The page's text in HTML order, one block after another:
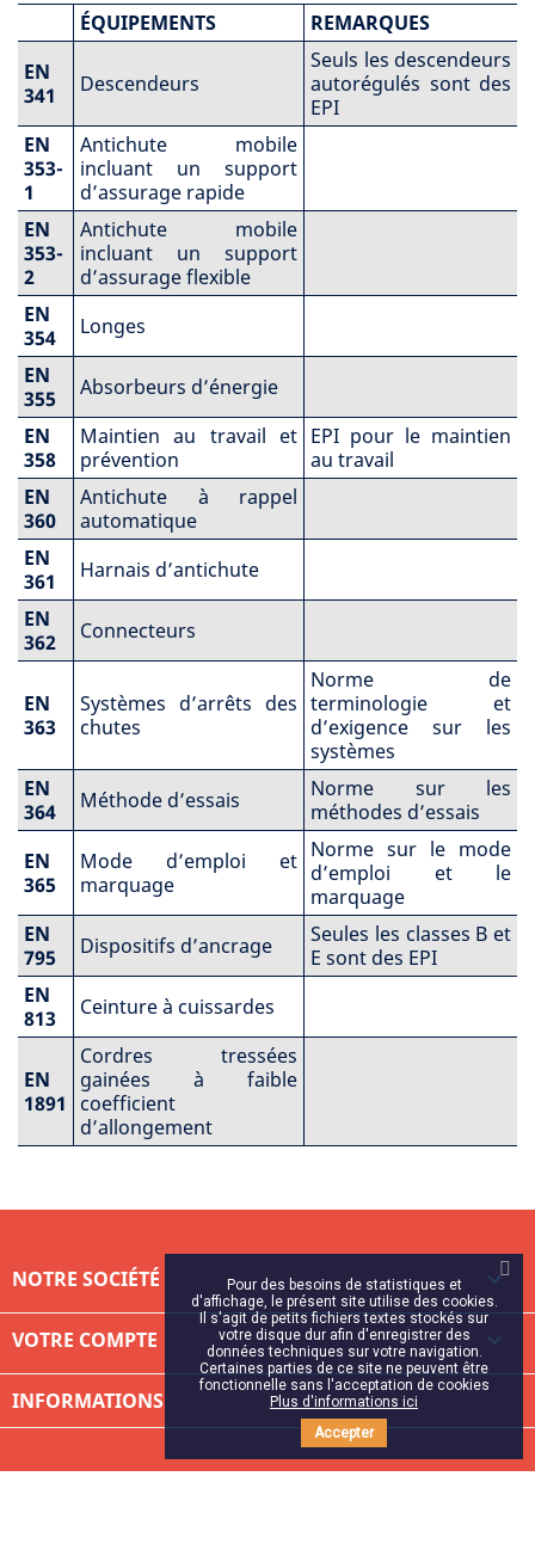
ÉQUIPEMENTS
REMARQUES
EN
341
Descendeurs
Seuls les descendeurs
autorégulés sont des
EPI
EN
353-
1
Antichute mobile
incluant un support
d’assurage rapide
EN
353-
2
Antichute mobile
incluant un support
d’assurage flexible
EN
354
Longes
EN
355
Absorbeurs d’énergie
EN
358
Maintien au travail et
prévention
EPI pour le maintien
au travail
EN
360
Antichute à rappel
automatique
EN
361
Harnais d’antichute
EN
362
Connecteurs
EN
363
Systèmes d’arrêts des
chutes
Norme de
terminologie et
d’exigence sur les
systèmes
EN
364
Méthode d’essais
Norme sur les
méthodes d’essais
EN
365
Mode d’emploi et
marquage
Norme sur le mode
d’emploi et le
marquage
EN
795
Dispositifs d’ancrage
Seules les classes B et
E sont des EPI
EN
813
Ceinture à cuissardes
EN
1891
Cordres tressées
gainées à faible
coefficient
d’allongement
NOTRE SOCIÉTÉ 
VOTRE COMPTE 
INFORMATIONS
Pour des besoins de statistiques et
d'affichage, le présent site utilise des cookies.
Il s'agit de petits fichiers textes stockés sur
votre disque dur afin d'enregistrer des
données techniques sur votre navigation.
Certaines parties de ce site ne peuvent être
fonctionnelle sans l'acceptation de cookies
Plus d'informations ici
Accepter